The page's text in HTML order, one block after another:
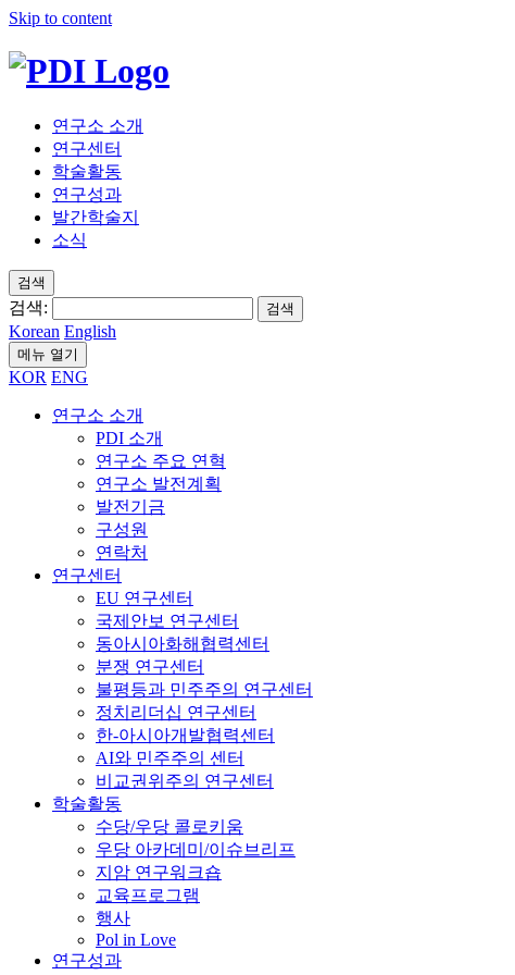
Skip to content
연구소 소개
연구센터
학술활동
연구성과
발간학술지
소식
검색
검색: 검색
Korean English
메뉴 열기
KOR ENG
연구소 소개
PDI 소개
연구소 주요 연혁
연구소 발전계획
발전기금
구성원
연락처
연구센터
EU 연구센터
국제안보 연구센터
동아시아화해협력센터
분쟁 연구센터
불평등과 민주주의 연구센터
정치리더십 연구센터
한-아시아개발협력센터
AI와 민주주의 센터
비교권위주의 연구센터
학술활동
수당/우당 콜로키움
우당 아카데미/이슈브리프
지암 연구워크숍
교육프로그램
행사
Pol in Love
연구성과